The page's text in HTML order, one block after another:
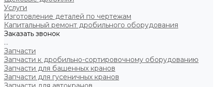
Услуги
Изготовление деталей по чертежам
Капитальный ремонт дробильного оборудования
Заказать звонок
...
Запчасти
Запчасти к дробильно-сортировочному оборудованию
Запчасти для башенных кранов
Запчасти для гусеничных кранов